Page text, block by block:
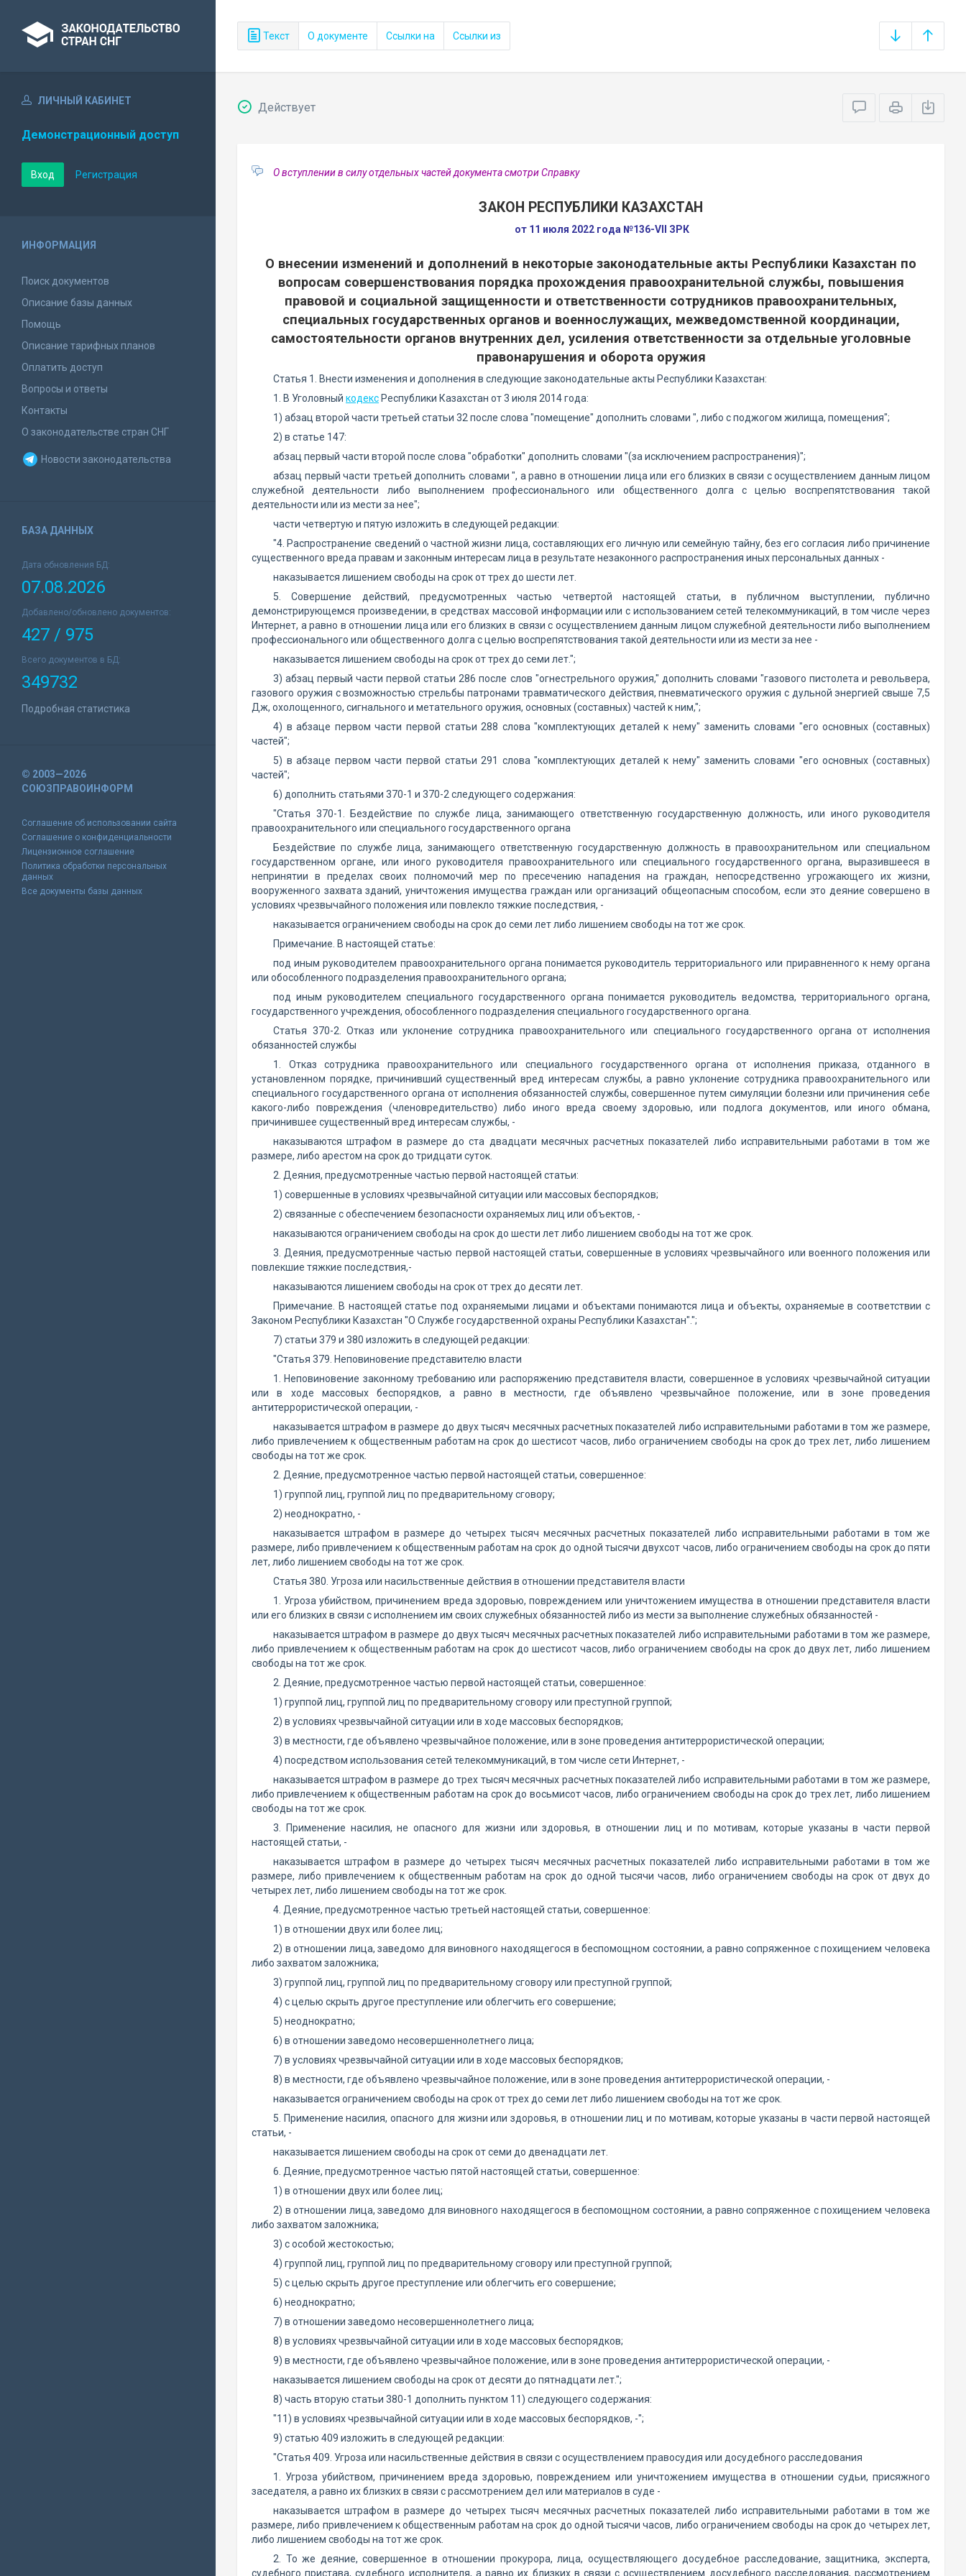
Текст О документе Ссылки на Ссылки из
ЛИЧНЫЙ КАБИНЕТ
Демонстрационный доступ
Вход Регистрация
ИНФОРМАЦИЯ
Поиск документов
Описание базы данных
Помощь
Описание тарифных планов
Оплатить доступ
Вопросы и ответы
Контакты
О законодательстве стран СНГ
Новости законодательства
БАЗА ДАННЫХ
Дата обновления БД:
07.08.2026
Добавлено/обновлено документов:
427 / 975
Всего документов в БД:
349732
Подробная статистика
© 2003—2026
СОЮЗПРАВОИНФОРМ
Соглашение об использовании сайта
Соглашение о конфиденциальности
Лицензионное соглашение
Политика обработки персональных
данных
Все документы базы данных
Действует
О вступлении в силу отдельных частей документа смотри Справку
ЗАКОН РЕСПУБЛИКИ КАЗАХСТАН
от 11 июля 2022 года №136-VІI ЗРК
О внесении изменений и дополнений в некоторые законодательные акты Республики Казахстан по
вопросам совершенствования порядка прохождения правоохранительной службы, повышения
правовой и социальной защищенности и ответственности сотрудников правоохранительных,
специальных государственных органов и военнослужащих, межведомственной координации,
самостоятельности органов внутренних дел, усиления ответственности за отдельные уголовные
правонарушения и оборота оружия
Статья 1. Внести изменения и дополнения в следующие законодательные акты Республики Казахстан:
1. В Уголовный кодекс Республики Казахстан от 3 июля 2014 года:
1) абзац второй части третьей статьи 32 после слова "помещение" дополнить словами ", либо с поджогом жилища, помещения";
2) в статье 147:
абзац первый части второй после слова "обработки" дополнить словами "(за исключением распространения)";
абзац первый части третьей дополнить словами ", а равно в отношении лица или его близких в связи с осуществлением данным лицом
служебной деятельности либо выполнением профессионального или общественного долга с целью воспрепятствования такой
деятельности или из мести за нее";
части четвертую и пятую изложить в следующей редакции:
"4. Распространение сведений о частной жизни лица, составляющих его личную или семейную тайну, без его согласия либо причинение
существенного вреда правам и законным интересам лица в результате незаконного распространения иных персональных данных -
наказывается лишением свободы на срок от трех до шести лет.
5. Совершение действий, предусмотренных частью четвертой настоящей статьи, в публичном выступлении, публично
демонстрирующемся произведении, в средствах массовой информации или с использованием сетей телекоммуникаций, в том числе через
Интернет, а равно в отношении лица или его близких в связи с осуществлением данным лицом служебной деятельности либо выполнением
профессионального или общественного долга с целью воспрепятствования такой деятельности или из мести за нее -
наказывается лишением свободы на срок от трех до семи лет.";
3) абзац первый части первой статьи 286 после слов "огнестрельного оружия," дополнить словами "газового пистолета и револьвера,
газового оружия с возможностью стрельбы патронами травматического действия, пневматического оружия с дульной энергией свыше 7,5
Дж, охолощенного, сигнального и метательного оружия, основных (составных) частей к ним,";
4) в абзаце первом части первой статьи 288 слова "комплектующих деталей к нему" заменить словами "его основных (составных)
частей";
5) в абзаце первом части первой статьи 291 слова "комплектующих деталей к нему" заменить словами "его основных (составных)
частей";
6) дополнить статьями 370-1 и 370-2 следующего содержания:
"Статья 370-1. Бездействие по службе лица, занимающего ответственную государственную должность, или иного руководителя
правоохранительного или специального государственного органа
Бездействие по службе лица, занимающего ответственную государственную должность в правоохранительном или специальном
государственном органе, или иного руководителя правоохранительного или специального государственного органа, выразившееся в
непринятии в пределах своих полномочий мер по пресечению нападения на граждан, непосредственно угрожающего их жизни,
вооруженного захвата зданий, уничтожения имущества граждан или организаций общеопасным способом, если это деяние совершено в
условиях чрезвычайного положения или повлекло тяжкие последствия, -
наказывается ограничением свободы на срок до семи лет либо лишением свободы на тот же срок.
Примечание. В настоящей статье:
под иным руководителем правоохранительного органа понимается руководитель территориального или приравненного к нему органа
или обособленного подразделения правоохранительного органа;
под иным руководителем специального государственного органа понимается руководитель ведомства, территориального органа,
государственного учреждения, обособленного подразделения специального государственного органа.
Статья 370-2. Отказ или уклонение сотрудника правоохранительного или специального государственного органа от исполнения
обязанностей службы
1. Отказ сотрудника правоохранительного или специального государственного органа от исполнения приказа, отданного в
установленном порядке, причинивший существенный вред интересам службы, а равно уклонение сотрудника правоохранительного или
специального государственного органа от исполнения обязанностей службы, совершенное путем симуляции болезни или причинения себе
какого-либо повреждения (членовредительство) либо иного вреда своему здоровью, или подлога документов, или иного обмана,
причинившее существенный вред интересам службы, -
наказываются штрафом в размере до ста двадцати месячных расчетных показателей либо исправительными работами в том же
размере, либо арестом на срок до тридцати суток.
2. Деяния, предусмотренные частью первой настоящей статьи:
1) совершенные в условиях чрезвычайной ситуации или массовых беспорядков;
2) связанные с обеспечением безопасности охраняемых лиц или объектов, -
наказываются ограничением свободы на срок до шести лет либо лишением свободы на тот же срок.
3. Деяния, предусмотренные частью первой настоящей статьи, совершенные в условиях чрезвычайного или военного положения или
повлекшие тяжкие последствия,-
наказываются лишением свободы на срок от трех до десяти лет.
Примечание. В настоящей статье под охраняемыми лицами и объектами понимаются лица и объекты, охраняемые в соответствии с
Законом Республики Казахстан "О Службе государственной охраны Республики Казахстан".";
7) статьи 379 и 380 изложить в следующей редакции:
"Статья 379. Неповиновение представителю власти
1. Неповиновение законному требованию или распоряжению представителя власти, совершенное в условиях чрезвычайной ситуации
или в ходе массовых беспорядков, а равно в местности, где объявлено чрезвычайное положение, или в зоне проведения
антитеррористической операции, -
наказывается штрафом в размере до двух тысяч месячных расчетных показателей либо исправительными работами в том же размере,
либо привлечением к общественным работам на срок до шестисот часов, либо ограничением свободы на срок до трех лет, либо лишением
свободы на тот же срок.
2. Деяние, предусмотренное частью первой настоящей статьи, совершенное:
1) группой лиц, группой лиц по предварительному сговору;
2) неоднократно, -
наказывается штрафом в размере до четырех тысяч месячных расчетных показателей либо исправительными работами в том же
размере, либо привлечением к общественным работам на срок до одной тысячи двухсот часов, либо ограничением свободы на срок до пяти
лет, либо лишением свободы на тот же срок.
Статья 380. Угроза или насильственные действия в отношении представителя власти
1. Угроза убийством, причинением вреда здоровью, повреждением или уничтожением имущества в отношении представителя власти
или его близких в связи с исполнением им своих служебных обязанностей либо из мести за выполнение служебных обязанностей -
наказывается штрафом в размере до двух тысяч месячных расчетных показателей либо исправительными работами в том же размере,
либо привлечением к общественным работам на срок до шестисот часов, либо ограничением свободы на срок до двух лет, либо лишением
свободы на тот же срок.
2. Деяние, предусмотренное частью первой настоящей статьи, совершенное:
1) группой лиц, группой лиц по предварительному сговору или преступной группой;
2) в условиях чрезвычайной ситуации или в ходе массовых беспорядков;
3) в местности, где объявлено чрезвычайное положение, или в зоне проведения антитеррористической операции;
4) посредством использования сетей телекоммуникаций, в том числе сети Интернет, -
наказывается штрафом в размере до трех тысяч месячных расчетных показателей либо исправительными работами в том же размере,
либо привлечением к общественным работам на срок до восьмисот часов, либо ограничением свободы на срок до трех лет, либо лишением
свободы на тот же срок.
3. Применение насилия, не опасного для жизни или здоровья, в отношении лиц и по мотивам, которые указаны в части первой
настоящей статьи, -
наказывается штрафом в размере до четырех тысяч месячных расчетных показателей либо исправительными работами в том же
размере, либо привлечением к общественным работам на срок до одной тысячи часов, либо ограничением свободы на срок от двух до
четырех лет, либо лишением свободы на тот же срок.
4. Деяние, предусмотренное частью третьей настоящей статьи, совершенное:
1) в отношении двух или более лиц;
2) в отношении лица, заведомо для виновного находящегося в беспомощном состоянии, а равно сопряженное с похищением человека
либо захватом заложника;
3) группой лиц, группой лиц по предварительному сговору или преступной группой;
4) с целью скрыть другое преступление или облегчить его совершение;
5) неоднократно;
6) в отношении заведомо несовершеннолетнего лица;
7) в условиях чрезвычайной ситуации или в ходе массовых беспорядков;
8) в местности, где объявлено чрезвычайное положение, или в зоне проведения антитеррористической операции, -
наказывается ограничением свободы на срок от трех до семи лет либо лишением свободы на тот же срок.
5. Применение насилия, опасного для жизни или здоровья, в отношении лиц и по мотивам, которые указаны в части первой настоящей
статьи, -
наказывается лишением свободы на срок от семи до двенадцати лет.
6. Деяние, предусмотренное частью пятой настоящей статьи, совершенное:
1) в отношении двух или более лиц;
2) в отношении лица, заведомо для виновного находящегося в беспомощном состоянии, а равно сопряженное с похищением человека
либо захватом заложника;
3) с особой жестокостью;
4) группой лиц, группой лиц по предварительному сговору или преступной группой;
5) с целью скрыть другое преступление или облегчить его совершение;
6) неоднократно;
7) в отношении заведомо несовершеннолетнего лица;
8) в условиях чрезвычайной ситуации или в ходе массовых беспорядков;
9) в местности, где объявлено чрезвычайное положение, или в зоне проведения антитеррористической операции, -
наказывается лишением свободы на срок от десяти до пятнадцати лет.";
8) часть вторую статьи 380-1 дополнить пунктом 11) следующего содержания:
"11) в условиях чрезвычайной ситуации или в ходе массовых беспорядков, -";
9) статью 409 изложить в следующей редакции:
"Статья 409. Угроза или насильственные действия в связи с осуществлением правосудия или досудебного расследования
1. Угроза убийством, причинением вреда здоровью, повреждением или уничтожением имущества в отношении судьи, присяжного
заседателя, а равно их близких в связи с рассмотрением дел или материалов в суде -
наказывается штрафом в размере до четырех тысяч месячных расчетных показателей либо исправительными работами в том же
размере, либо привлечением к общественным работам на срок до одной тысячи часов, либо ограничением свободы на срок до четырех лет,
либо лишением свободы на тот же срок.
2. То же деяние, совершенное в отношении прокурора, лица, осуществляющего досудебное расследование, защитника, эксперта,
судебного пристава, судебного исполнителя, а равно их близких в связи с осуществлением досудебного расследования, рассмотрением